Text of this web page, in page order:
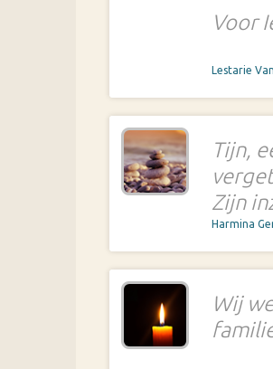
Voor
Lestarie
Tijn,
Zijn
Harmina
Wij